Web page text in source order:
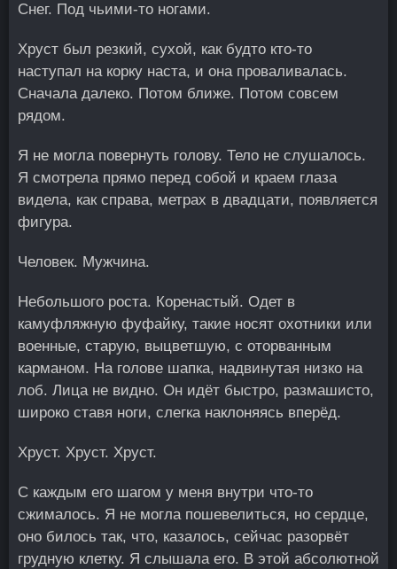
Снег. Под чьими-то ногами.
Хруст был резкий, сухой, как будто кто-то
наступал на корку наста, и она проваливалась.
Сначала далеко. Потом ближе. Потом совсем
рядом.
Я не могла повернуть голову. Тело не слушалось.
Я смотрела прямо перед собой и краем глаза
видела, как справа, метрах в двадцати, появляется
фигура.
Человек. Мужчина.
Небольшого роста. Коренастый. Одет в
камуфляжную фуфайку, такие носят охотники или
военные, старую, выцветшую, с оторванным
карманом. На голове шапка, надвинутая низко на
лоб. Лица не видно. Он идёт быстро, размашисто,
широко ставя ноги, слегка наклоняясь вперёд.
Хруст. Хруст. Хруст.
С каждым его шагом у меня внутри что-то
сжималось. Я не могла пошевелиться, но сердце,
оно билось так, что, казалось, сейчас разорвёт
грудную клетку. Я слышала его. В этой абсолютной